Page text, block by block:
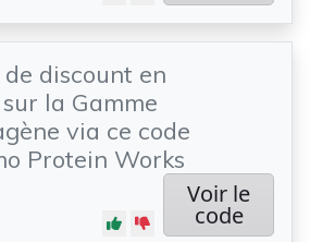
de discount en
la Gamme
via ce code
Protein Works
Voir le
code